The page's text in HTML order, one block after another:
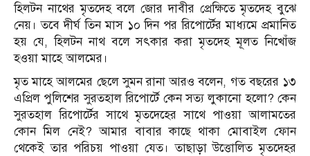
হিলটন নাথের মৃতদেহ বলে জোর দাবীর প্রেক্ষিতে মৃতদেহ বুঝে
নেয়। তবে দীর্ঘ তিন মাস ১০ দিন পর রিপোর্টের মাধ্যমে প্রমানিত
হয় যে, হিলটন নাথ বলে সৎকার করা মৃতদেহ মূলত নিখোঁজ
হওয়া মাহে আলমের।
মৃত মাহে আলমের ছেলে সুমন রানা আরও বলেন, গত বছরের ১৩
এপ্রিল পুলিশের সুরতহাল রিপোর্টে কেন সত্য লুকানো হলো? কেন
সুরতহাল রিপোর্টের সাথে মৃতদেহের সাথে পাওয়া আলামতের
কোন মিল নেই? আমার বাবার কাছে থাকা মোবাইল ফোন
থেকেই তার পরিচয় পাওয়া যেত। তাছাড়া উত্তোলিত মৃতদেহর